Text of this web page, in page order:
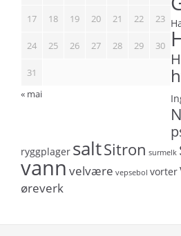
17 18 19 20 21 22 23
24 25 26 27 28 29 30
31
« mai
ryggplager saltSitron surmelk
vann velvære vepsebol vorter
øreverk